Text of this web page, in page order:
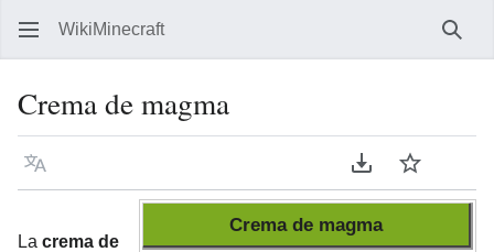
WikiMinecraft
Crema de magma
Idioma Descargar en
Vigilar
Crema de magma
La crema de